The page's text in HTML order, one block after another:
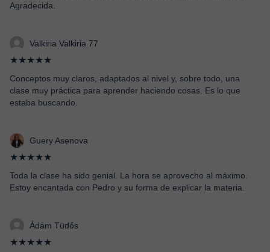
Agradecida.
Valkiria Valkiria 77
★★★★★
Conceptos muy claros, adaptados al nivel y, sobre todo, una
clase muy práctica para aprender haciendo cosas. Es lo que
estaba buscando.
Guery Asenova
★★★★★
Toda la clase ha sido genial. La hora se aprovecho al máximo.
Estoy encantada con Pedro y su forma de explicar la materia.
Ádám Tüdős
★★★★★